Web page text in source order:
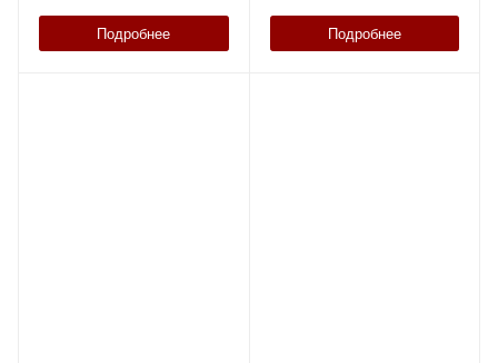
Подробнее Подробнее